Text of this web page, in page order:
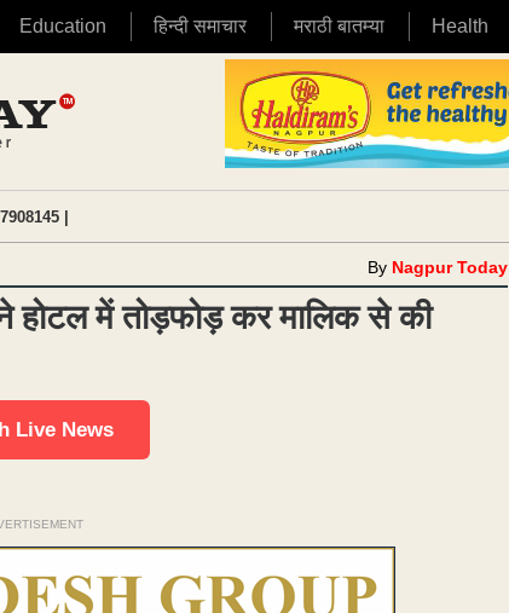
Education हिन्दी समाचार मराठी बातम्या Health
|
By Nagpur Today
होटल में तोड़फोड़ कर मालिक से की
Live News